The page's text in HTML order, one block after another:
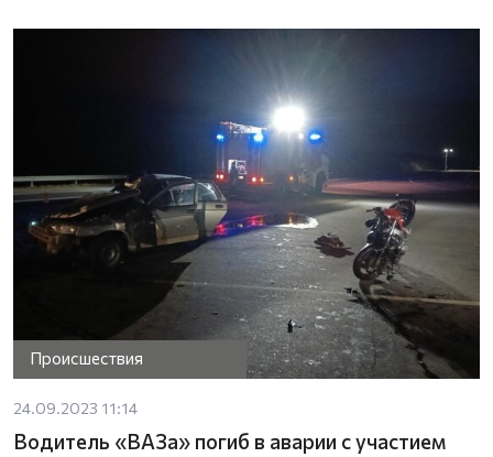
Происшествия
24.09.2023 11:14
Водитель «ВАЗа» погиб в аварии с участием